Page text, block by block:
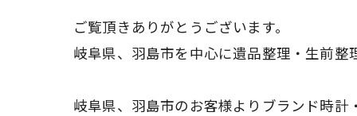
ご覧頂きありがとうございます。
岐阜県、羽島市を中心に遺品整理・生前整
岐阜県、羽島市のお客様よりブランド時計